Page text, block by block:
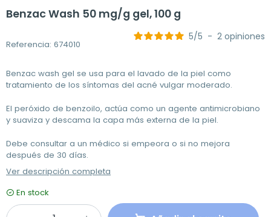
Benzac Wash 50 mg/g gel, 100 g
Referencia: 674010
5/5 - 2 opiniones
Benzac wash gel se usa para el lavado de la piel como
tratamiento de los síntomas del acné vulgar moderado.
El peróxido de benzoilo, actúa como un agente antimicrobiano
y suaviza y descama la capa más externa de la piel.
Debe consultar a un médico si empeora o si no mejora
después de 30 días.
Ver descripción completa
En stock